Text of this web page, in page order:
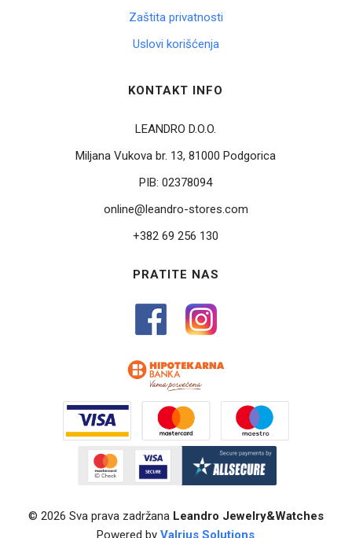
Zaštita privatnosti
Uslovi korišćenja
KONTAKT INFO
LEANDRO D.O.O.
Miljana Vukova br. 13, 81000 Podgorica
PIB:02378094
online@leandro-stores.com
+382 69 256 130
PRATITE NAS
© 2026 Sva prava zadržana Leandro Jewelry&Watches